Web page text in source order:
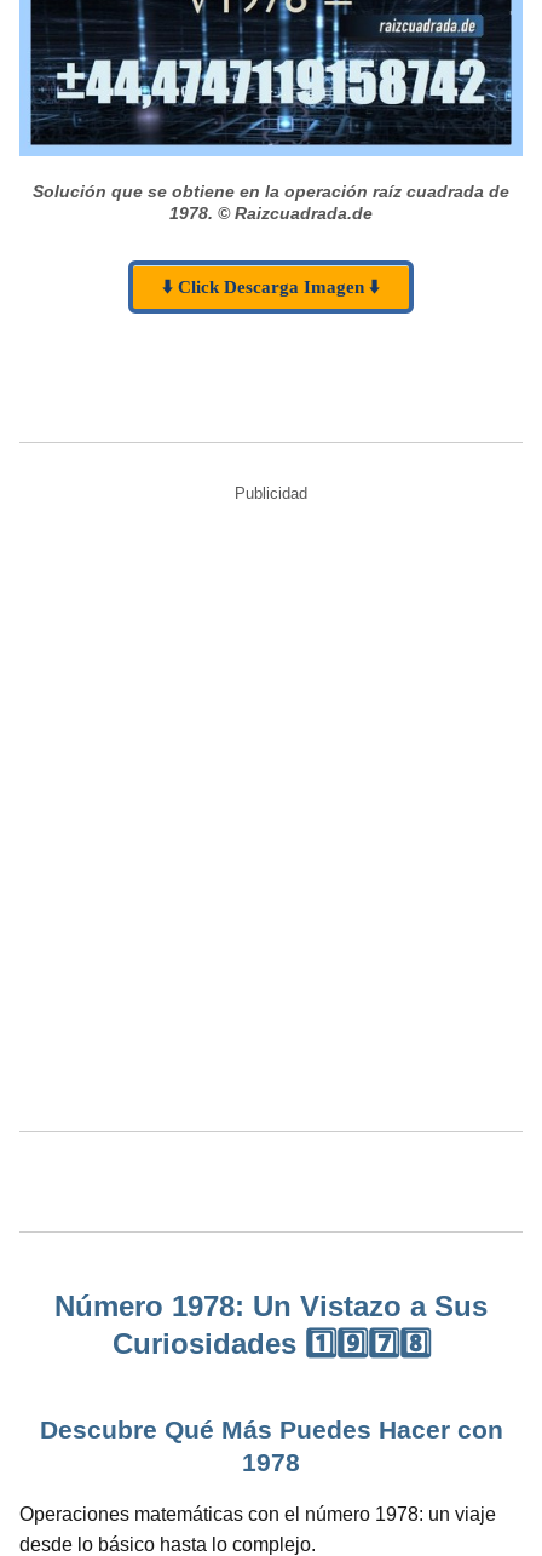
Solución que se obtiene en la operación raíz cuadrada de
1978. © Raizcuadrada.de
⬇️ Click Descarga Imagen ⬇️
Publicidad
Número 1978: Un Vistazo a Sus
Curiosidades 1️⃣9️⃣7️⃣8️⃣
Descubre Qué Más Puedes Hacer con
1978
Operaciones matemáticas con el número 1978: un viaje
desde lo básico hasta lo complejo.